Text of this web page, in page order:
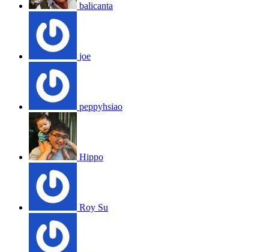
balicanta
joe
peppyhsiao
Hippo
Roy Su